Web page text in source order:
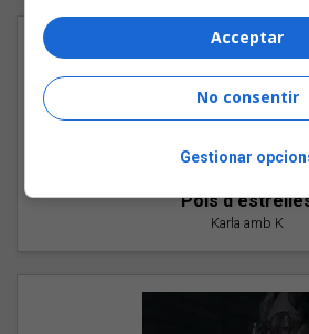
"Pols
Karla amb K
Acceptar
No consentir
Gestionar